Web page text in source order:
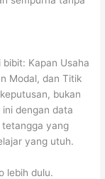
Kapan Usaha
Modal, dan Titik
bukan
dengan data
tetangga yang
yang utuh.
lebih dulu.